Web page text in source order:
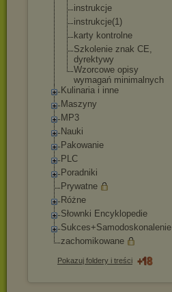
instrukcje
instrukcje(1)
karty kontrolne
Szkolenie znak CE,
dyrektywy
Wzorcowe opisy
wymagań minimalnych
Kulinaria i inne
Maszyny
MP3
Nauki
Pakowanie
PLC
Poradniki
Prywatne
Różne
Słownki Encyklopedie
Sukces+Samodoskonalenie
zachomikowane
Pokazuj foldery i treści